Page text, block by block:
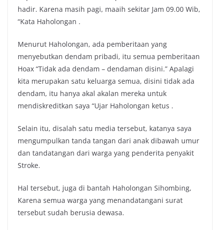
hadir. Karena masih pagi, maaih sekitar Jam 09.00 Wib,
“Kata Haholongan .
Menurut Haholongan, ada pemberitaan yang
menyebutkan dendam pribadi, itu semua pemberitaan
Hoax “Tidak ada dendam – dendaman disini.” Apalagi
kita merupakan satu keluarga semua, disini tidak ada
dendam, itu hanya akal akalan mereka untuk
mendiskreditkan saya “Ujar Haholongan ketus .
Selain itu, disalah satu media tersebut, katanya saya
mengumpulkan tanda tangan dari anak dibawah umur
dan tandatangan dari warga yang penderita penyakit
Stroke.
Hal tersebut, juga di bantah Haholongan Sihombing,
Karena semua warga yang menandatangani surat
tersebut sudah berusia dewasa.